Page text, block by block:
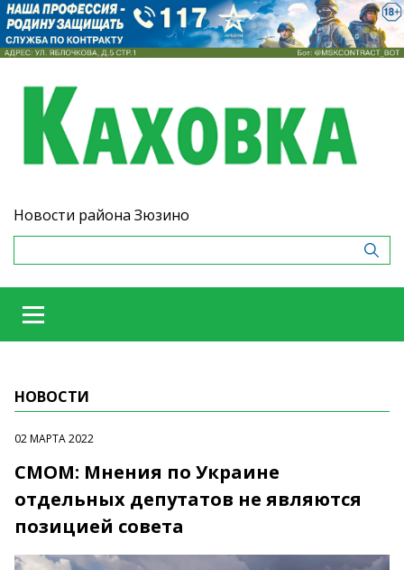
Новости района Зюзино
НОВОСТИ
02 МАРТА 2022
СМОМ: Мнения по Украине
отдельных депутатов не являются
позицией совета